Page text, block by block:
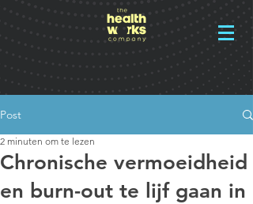
Post
Chronische vermoeidheid
en burn-out te lijf gaan in
2 minuten om te lezen